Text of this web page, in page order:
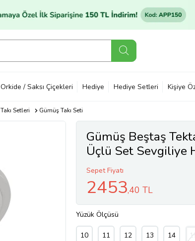
Orkide / Saksı Çiçekleri Hediye Hediye Setleri Kişiye
Takı Setleri Gümüş Takı Seti
Gümüş Beştaş
Üçlü Set Sevgiliye
Sepet Fiyatı
2453,40 TL
Yüzük Ölçüsü
10 11 12 13 14 15